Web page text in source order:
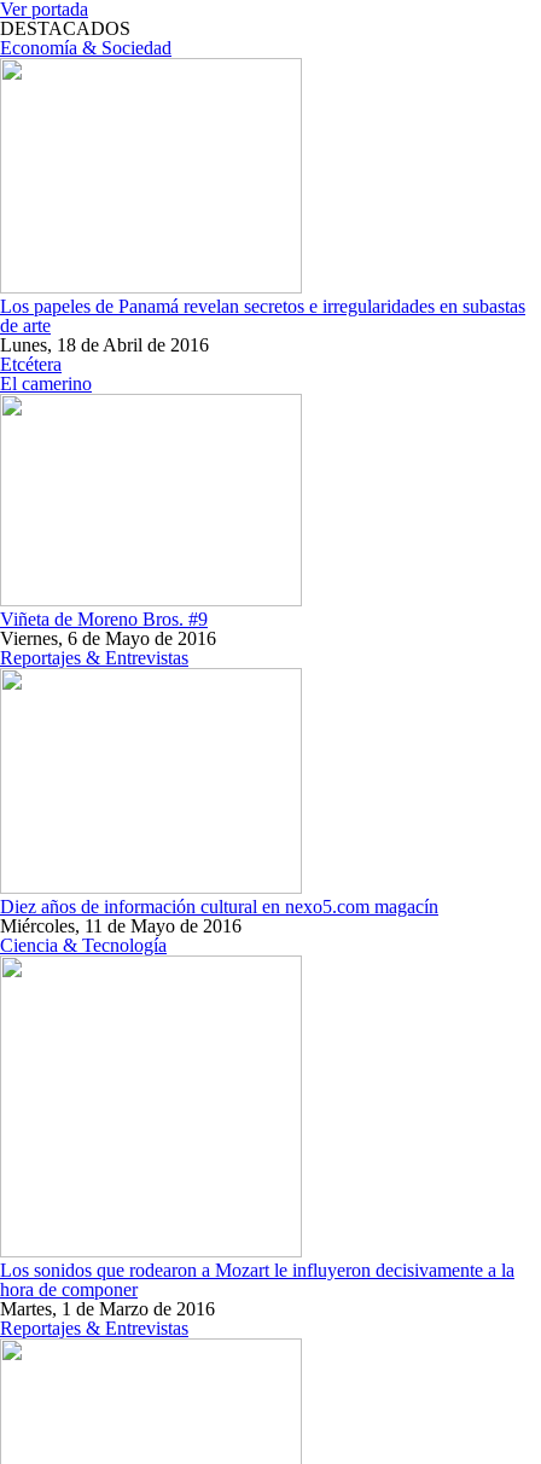
Ver portada
DESTACADOS
Economía & Sociedad
Los papeles de Panamá revelan secretos e irregularidades en subastas
de arte
Lunes, 18 de Abril de 2016
Etcétera
El camerino
Viñeta de Moreno Bros. #9
Viernes, 6 de Mayo de 2016
Reportajes & Entrevistas
Diez años de información cultural en nexo5.com magacín
Miércoles, 11 de Mayo de 2016
Ciencia & Tecnología
Los sonidos que rodearon a Mozart le influyeron decisivamente a la
hora de componer
Martes, 1 de Marzo de 2016
Reportajes & Entrevistas